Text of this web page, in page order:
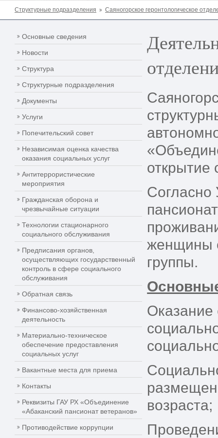
Структурные подразделения Саяногорское геронтологическое
Основные сведения
Новости
Структура
Структурные подразделения
Документы
Услуги
Попечительский совет
Независимая оценка качества
оказания социальных услуг
Антитеррористические
мероприятия
Гражданская оборона и
чрезвычайные ситуации
Технологии стационарного
социального обслуживания
Предписания органов,
осуществляющих государственный
контроль в сфере социального
обслуживания
Обратная связь
Финансово-хозяйственная
деятельность
Материально-техническое
обеспечение предоставления
социальных услуг
Вакантные места для приема
Контакты
Реквизиты ГАУ РХ «Объединение
«Абаканский пансионат ветеранов»
Противодействие коррупции
открытие
Согласно
женщины
группы.
Оказание
возраста;